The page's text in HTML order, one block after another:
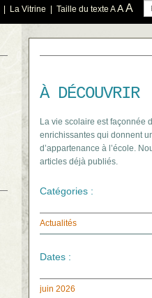
La Vitrine | Taille du texte A AA
À DÉCOUVRIR
La vie scolaire est façonnée
enrichissantes qui donnent
d’appartenance à l’école.
articles déjà publiés.
Catégories :
Actualités
Dates :
juin 2026